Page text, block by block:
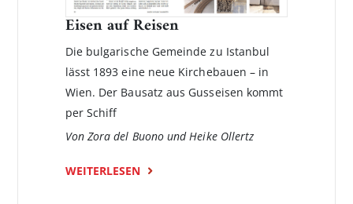
Eisen auf Reisen
Die bulgarische Gemeinde zu Istanbul
lässt 1893 eine neue Kirchebauen – in
Wien. Der Bausatz aus Gusseisen kommt
per Schiff
Von Zora del Buono und Heike Ollertz
WEITERLESEN